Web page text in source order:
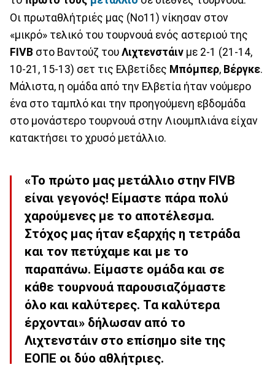
Οι πρωταθλήτριές μας (Νο11) νίκησαν στον
«μικρό» τελικό του τουρνουά ενός αστεριού της
FIVB στο Βαντούζ του Λιχτενστάιν με 2-1 (21-14,
10-21, 15-13) σετ τις Ελβετίδες Μπόμπερ, Βέργκε.
Μάλιστα, η ομάδα από την Ελβετία ήταν νούμερο
ένα στο ταμπλό και την προηγούμενη εβδομάδα
στο μονάστερο τουρνουά στην Λιουμπλιάνα είχαν
κατακτήσει το χρυσό μετάλλιο.
«Το πρώτο μας μετάλλιο στην FIVB
είναι γεγονός! Είμαστε πάρα πολύ
χαρούμενες με το αποτέλεσμα.
Στόχος μας ήταν εξαρχής η τετράδα
και τον πετύχαμε και με το
παραπάνω. Είμαστε ομάδα και σε
κάθε τουρνουά παρουσιαζόμαστε
όλο και καλύτερες. Τα καλύτερα
έρχονται» δήλωσαν από το
Λιχτενστάιν στο επίσημο site της
ΕΟΠΕ οι δύο αθλήτριες.